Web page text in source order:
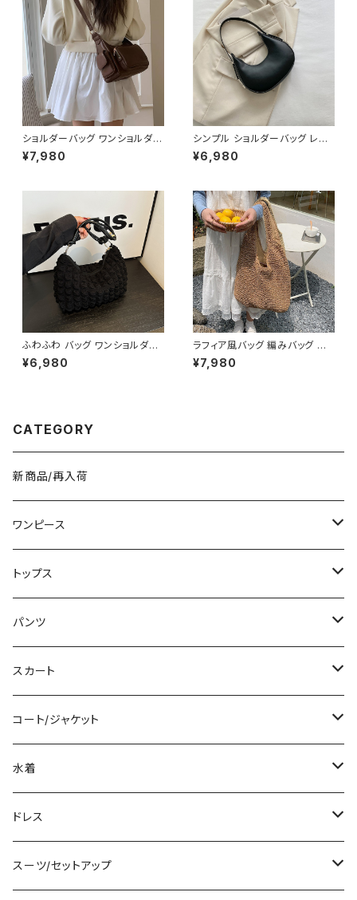
ショルダーバッグ ワンショルダー
バッグ レディース バッグ 肩掛け
斜めがけ クロスボディ おしゃれ
¥7,980
シンプル ショルダーバッグ レデ
ィースバッグ ワンショルダー 肩
掛け カジュアル PUレザー 高見
¥6,980
ふわふわ バッグ ワンショルダー
バッグ ハンドバッグ 韓国風 レデ
ィース かわいい 小さめ 軽量 お
¥6,980
ラフィア風バッグ 編みバッグ か
ごバッグ レディース 肩掛け 大
容量 ナチュラル素材 韓国ファッ
¥7,980
CATEGORY
新商品/再入荷
ワンピース
ミニ/ショート
ミディアム/ミモレ
ロング/マキシ
袖付き
ノースリーブ
その他
チュニック
トップス
Tシャツ/カットソー
タンクトップ/キャミソール
シャツ/ブラウス
ベアトップ/チューブトップ
カーディガン/ボレロ
ニット/セーター
パンツ
ショート丈
クロップド丈
ロング丈
デニム
レギンス
スカート
ミニ/ショート
ミディアム/ミモレ
ロング
その他
コート/ジャケット
コート
ジャケット
その他
水着
タンキニ
バンドゥビキニ
ドレス
ミニ/ショート
スーツ/セットアップ